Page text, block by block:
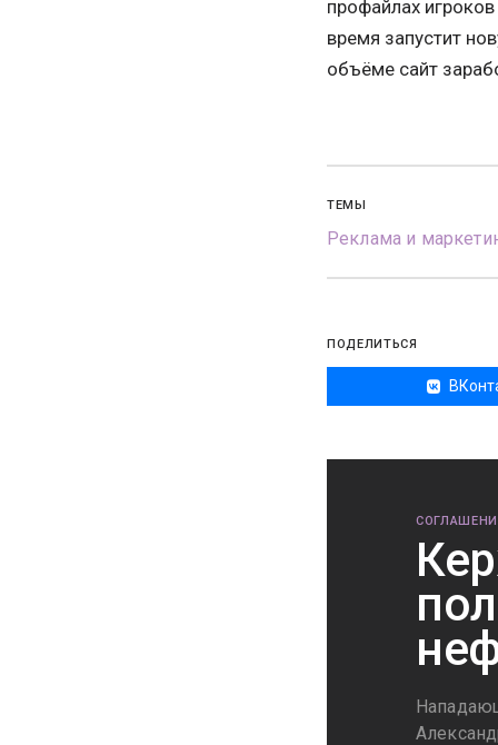
профайлах
время запустит
объёме сайт
ТЕМЫ
Реклама и
ПОДЕЛИТЬСЯ